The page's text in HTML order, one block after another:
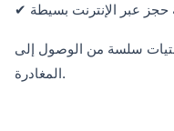
حجز عبر الإنترنت بسيطة
سلسة من الوصول إلى
المغادرة.